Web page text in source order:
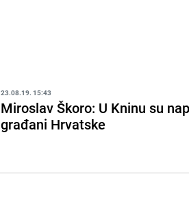
23.08.19. 15:43
Miroslav Škoro: U Kninu su
građani Hrvatske